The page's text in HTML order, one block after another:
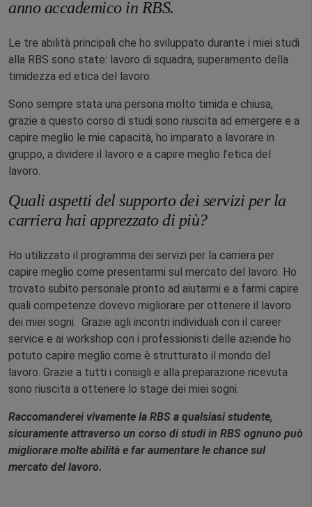
anno accademico in RBS.
Le tre abilità principali che ho sviluppato durante i miei studi
alla RBS sono state: lavoro di squadra, superamento della
timidezza ed etica del lavoro.
Sono sempre stata una persona molto timida e chiusa,
grazie a questo corso di studi sono riuscita ad emergere e a
capire meglio le mie capacità, ho imparato a lavorare in
gruppo, a dividere il lavoro e a capire meglio l’etica del
lavoro.
Quali aspetti del supporto dei servizi per la
carriera hai apprezzato di più?
Ho utilizzato il programma dei servizi per la carriera per
capire meglio come presentarmi sul mercato del lavoro. Ho
trovato subito personale pronto ad aiutarmi e a farmi capire
quali competenze dovevo migliorare per ottenere il lavoro
dei miei sogni. Grazie agli incontri individuali con il career
service e ai workshop con i professionisti delle aziende ho
potuto capire meglio come è strutturato il mondo del
lavoro. Grazie a tutti i consigli e alla preparazione ricevuta
sono riuscita a ottenere lo stage dei miei sogni.
Raccomanderei vivamente la RBS a qualsiasi studente,
sicuramente attraverso un corso di studi in RBS ognuno può
migliorare molte abilità e far aumentare le chance sul
mercato del lavoro.